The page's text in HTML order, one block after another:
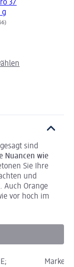
37
g
sind
Nuancen wie
Sie Ihre
und
Auch Orange
vor hoch im
Marke: